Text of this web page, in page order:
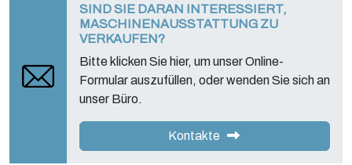
SIND SIE DARAN INTERESSIERT,
MASCHINENAUSSTATTUNG ZU
VERKAUFEN?
Bitte klicken Sie hier, um unser Online-
Formular auszufüllen, oder wenden Sie sich an
unser Büro.
Kontakte